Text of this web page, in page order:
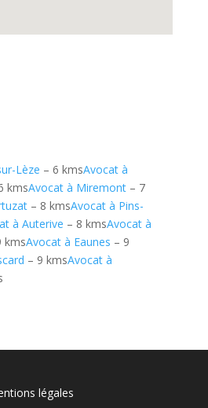
Lèze – 6 kmsAvocat à
kmsAvocat à Miremont– 7
– 8 kmsAvocat à Pins-
à Auterive – 8 kmsAvocat à
kmsAvocat à Eaunes – 9
– 9 kmsAvocat à
légales